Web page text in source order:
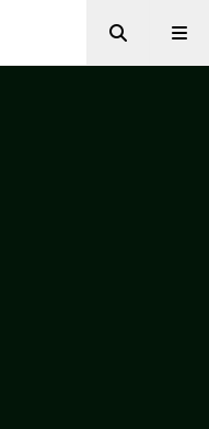
Zoeken